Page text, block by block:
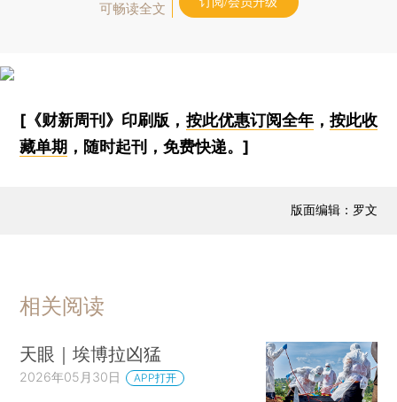
可畅读全文
[《财新周刊》印刷版， 按此优惠订阅全年， 按此收
藏单期 ，随时起刊，免费快递。]
版面编辑：罗文
相关阅读
天眼｜埃博拉凶猛
2026年05月30日 APP打开